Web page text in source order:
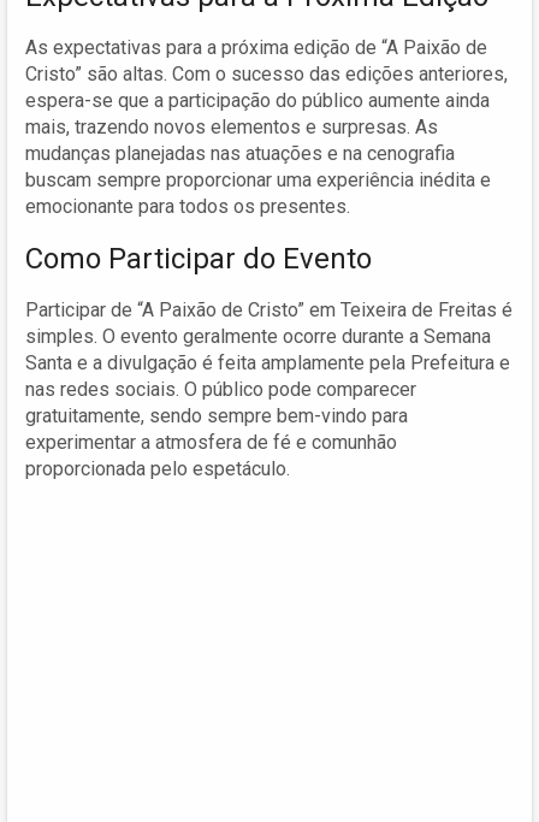
As expectativas para a próxima edição de “A Paixão de
Cristo” são altas. Com o sucesso das edições anteriores,
espera-se que a participação do público aumente ainda
mais, trazendo novos elementos e surpresas. As
mudanças planejadas nas atuações e na cenografia
buscam sempre proporcionar uma experiência inédita e
emocionante para todos os presentes.
Como Participar do Evento
Participar de “A Paixão de Cristo” em Teixeira de Freitas é
simples. O evento geralmente ocorre durante a Semana
Santa e a divulgação é feita amplamente pela Prefeitura e
nas redes sociais. O público pode comparecer
gratuitamente, sendo sempre bem-vindo para
experimentar a atmosfera de fé e comunhão
proporcionada pelo espetáculo.